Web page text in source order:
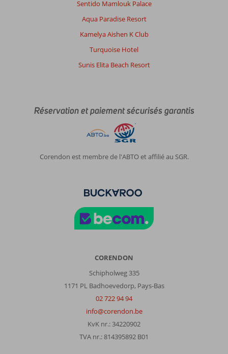
Sentido Mamlouk Palace
Aqua Paradise Resort
Kamelya Aishen K Club
Turquoise Hotel
Sunis Elita Beach Resort
Réservation et paiement sécurisés garantis
Corendon est membre de l'ABTO et affilié au SGR.
CORENDON
Schipholweg 335
1171 PL Badhoevedorp, Pays-Bas
02 722 94 94
info@corendon.be
KvK nr.: 34220902
TVA nr.: 814395892 B01